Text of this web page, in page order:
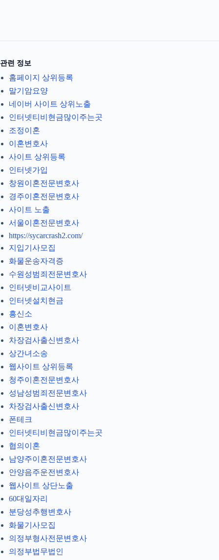
관련 정보
홈페이지 상위등록
말기암요양
네이버 사이트 상위노출
인터넷티비현금많이주는곳
조정이혼
이혼변호사
사이트 상위등록
인터넷가입
창원이혼전문변호사
경주이혼전문변호사
사이트 노출
서울이혼전문변호사
https://sycarcrash2.com/
지입기사모집
화물운송자격증
수원성범죄전문변호사
인터넷비교사이트
인터넷설치현금
흥신소
이혼변호사
차장검사출신변호사
상간녀소송
웹사이트 상위등록
청주이혼전문변호사
성남성범죄전문변호사
차장검사출신변호사
폰테크
인터넷티비현금많이주는곳
협의이혼
남양주이혼전문변호사
안양음주운전변호사
웹사이트 상단노출
60대일자리
분당성추행변호사
화물기사모집
의정부형사전문변호사
의정부법무법인